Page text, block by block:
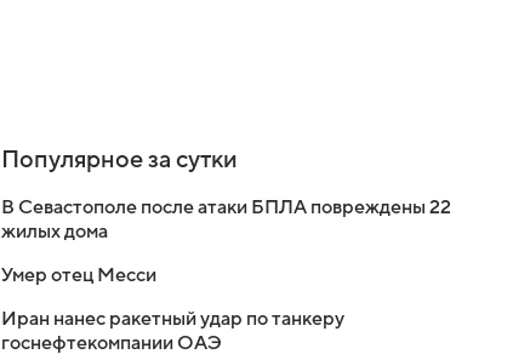
Популярное за сутки
В Севастополе после атаки БПЛА повреждены 22
жилых дома
Умер отец Месси
Иран нанес ракетный удар по танкеру
госнефтекомпании ОАЭ